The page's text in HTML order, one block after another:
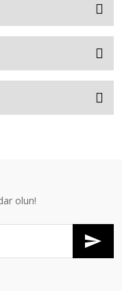
olun!